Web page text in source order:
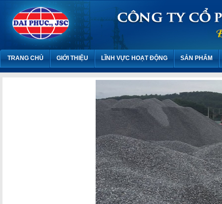
TRANG CHỦ GIỚI THIỆU LĨNH VỰC HOẠT ĐỘNG SẢN PHẨM